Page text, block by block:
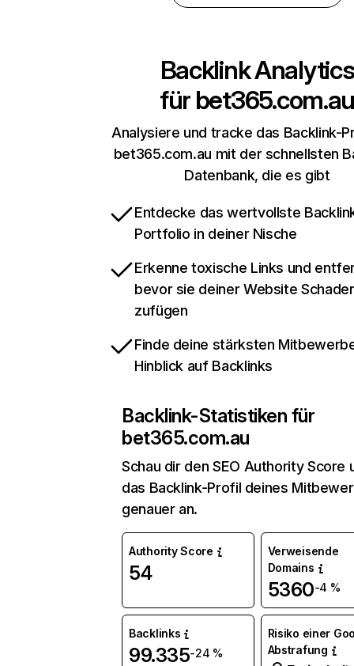
Backlink Analytics
für
Analysiere und tracke das Backlink-
bet365.com.au mit der schnellsten
Datenbank, die es gibt
Entdecke das wertvollste
Portfolio in deiner Nische
Erkenne toxische Links und
bevor sie deiner Website
zufügen
Finde deine stärksten
Hinblick auf Backlinks
Backlink-Statistiken für
bet365.com.au
Schau dir den SEO Authority Score
das Backlink-Profil deines
genauer an.
Authority Score
54
Verweisende
Domains
5360-4 %
Backlinks
99.335-24 %
Risiko einer
Abstrafung